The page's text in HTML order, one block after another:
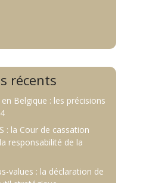
récents
Belgique : les précisions
: la Cour de cassation
responsabilité de la
values : la déclaration de